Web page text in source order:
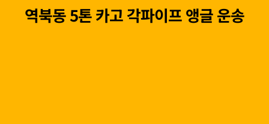
역북동 5톤 카고 각파이프 앵글 운송